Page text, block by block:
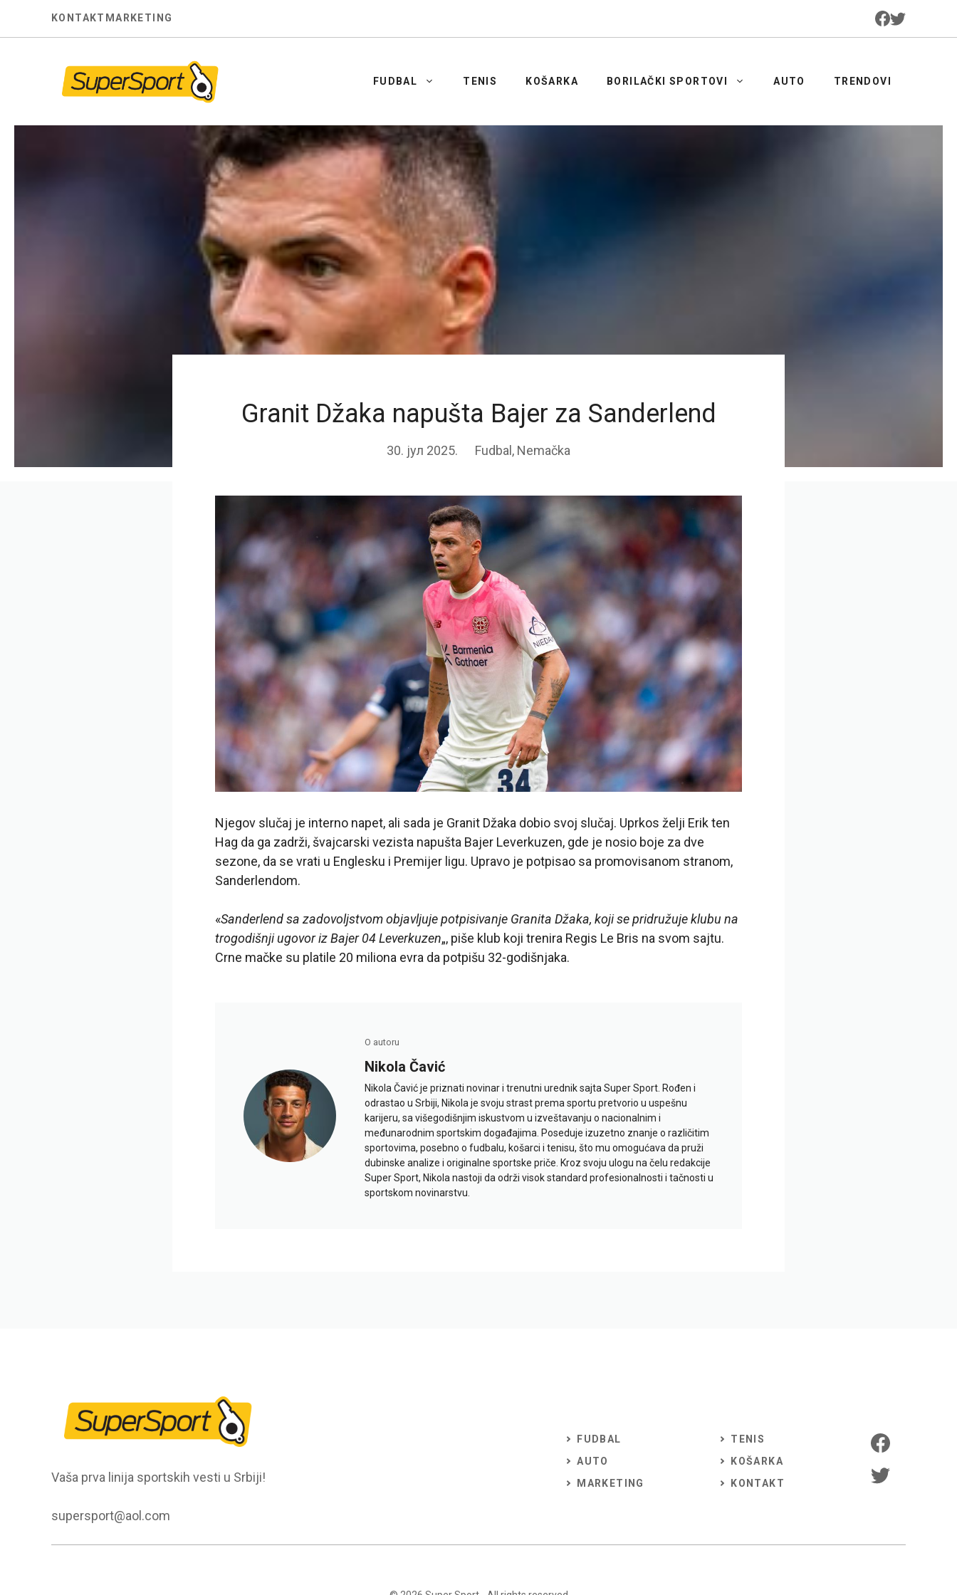
KONTAKT MARKETING
FUDBAL TENIS KOŠARKA BORILAČKI SPORTOVI AUTO TRENDOVI
Granit Džaka napušta Bajer za Sanderlend
30. јул 2025. Fudbal , Nemačka
Njegov slučaj je interno napet, ali sada je Granit Džaka dobio svoj slučaj. Uprkos želji Erik ten
Hag da ga zadrži, švajcarski vezista napušta Bajer Leverkuzen, gde je nosio boje za dve
sezone, da se vrati u Englesku i Premijer ligu. Upravo je potpisao sa promovisanom stranom,
Sanderlendom.
«Sanderlend sa zadovoljstvom objavljuje potpisivanje Granita Džaka, koji se pridružuje klubu na
trogodišnji ugovor iz Bajer 04 Leverkuzen„, piše klub koji trenira Regis Le Bris na svom sajtu.
Crne mačke su platile 20 miliona evra da potpišu 32-godišnjaka.
O autoru
Nikola Čavić
Nikola Čavić je priznati novinar i trenutni urednik sajta Super Sport. Rođen i
odrastao u Srbiji, Nikola je svoju strast prema sportu pretvorio u uspešnu
karijeru, sa višegodišnjim iskustvom u izveštavanju o nacionalnim i
međunarodnim sportskim događajima. Poseduje izuzetno znanje o različitim
sportovima, posebno o fudbalu, košarci i tenisu, što mu omogućava da pruži
dubinske analize i originalne sportske priče. Kroz svoju ulogu na čelu redakcije
Super Sport, Nikola nastoji da održi visok standard profesionalnosti i tačnosti u
sportskom novinarstvu.
Vaša prva linija sportskih vesti u Srbiji!
supersport@aol.com
FUDBAL
AUTO
MARKETING
TENIS
KOŠARKA
KONTAKT